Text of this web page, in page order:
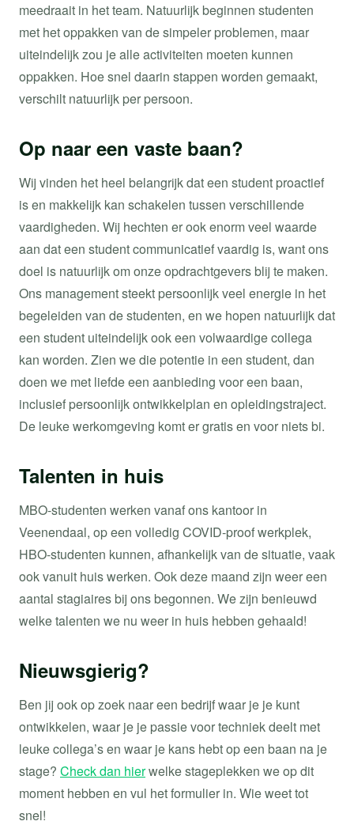
meedraait in het team. Natuurlijk beginnen studenten
met het oppakken van de simpeler problemen, maar
uiteindelijk zou je alle activiteiten moeten kunnen
oppakken. Hoe snel daarin stappen worden gemaakt,
verschilt natuurlijk per persoon.
Op naar een vaste baan?
Wij vinden het heel belangrijk dat een student proactief
is en makkelijk kan schakelen tussen verschillende
vaardigheden. Wij hechten er ook enorm veel waarde
aan dat een student communicatief vaardig is, want ons
doel is natuurlijk om onze opdrachtgevers blij te maken.
Ons management steekt persoonlijk veel energie in het
begeleiden van de studenten, en we hopen natuurlijk dat
een student uiteindelijk ook een volwaardige collega
kan worden. Zien we die potentie in een student, dan
doen we met liefde een aanbieding voor een baan,
inclusief persoonlijk ontwikkelplan en opleidingstraject.
De leuke werkomgeving komt er gratis en voor niets bi.
Talenten in huis
MBO-studenten werken vanaf ons kantoor in
Veenendaal, op een volledig COVID-proof werkplek,
HBO-studenten kunnen, afhankelijk van de situatie, vaak
ook vanuit huis werken. Ook deze maand zijn weer een
aantal stagiaires bij ons begonnen. We zijn benieuwd
welke talenten we nu weer in huis hebben gehaald!
Nieuwsgierig?
Ben jij ook op zoek naar een bedrijf waar je je kunt
ontwikkelen, waar je je passie voor techniek deelt met
leuke collega’s en waar je kans hebt op een baan na je
stage? Check dan hierwelke stageplekken we op dit
moment hebben en vul het formulier in. Wie weet tot
snel!